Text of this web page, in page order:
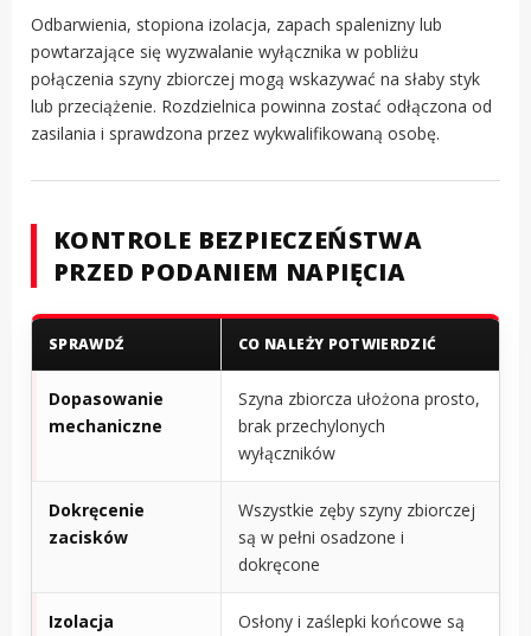
Odbarwienia, stopiona izolacja, zapach spalenizny lub
powtarzające się wyzwalanie wyłącznika w pobliżu
połączenia szyny zbiorczej mogą wskazywać na słaby styk
lub przeciążenie. Rozdzielnica powinna zostać odłączona od
zasilania i sprawdzona przez wykwalifikowaną osobę.
KONTROLE BEZPIECZEŃSTWA
PRZED PODANIEM NAPIĘCIA
SPRAWDŹ CO NALEŻY POTWIERDZIĆ
Dopasowanie
mechaniczne
Szyna zbiorcza ułożona prosto,
brak przechylonych
wyłączników
Dokręcenie
zacisków
Wszystkie zęby szyny zbiorczej
są w pełni osadzone i
dokręcone
Izolacja
Osłony i zaślepki końcowe są